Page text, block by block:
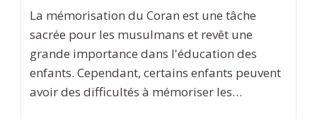
La mémorisation du Coran est une tâche
sacrée pour les musulmans et revêt une
grande importance dans l'éducation des
enfants. Cependant, certains enfants peuvent
avoir des difficultés à mémoriser les…